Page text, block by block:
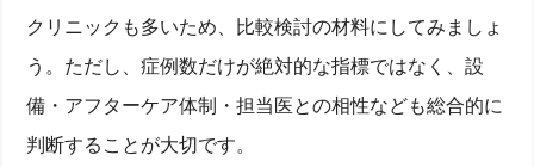
クリニックも多いため、比較検討の材料にしてみましょ
う。ただし、症例数だけが絶対的な指標ではなく、設
備・アフターケア体制・担当医との相性なども総合的に
判断することが大切です。